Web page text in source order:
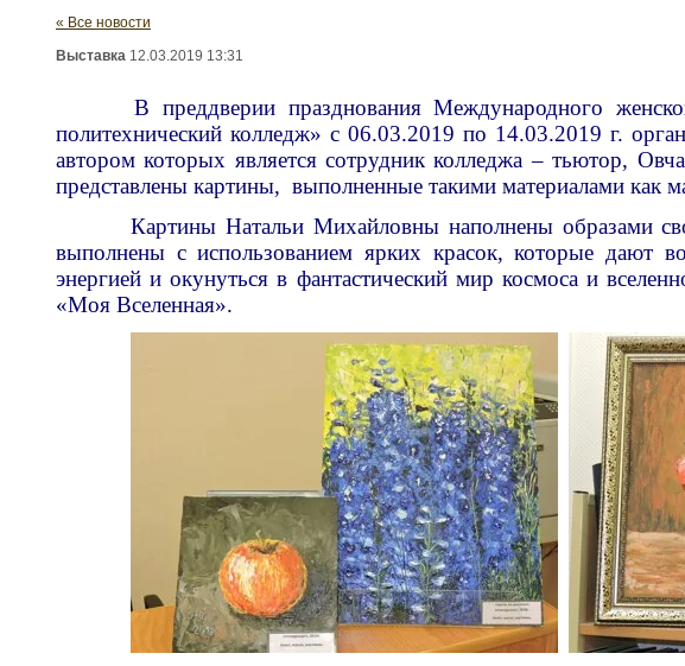
« Все новости
Выставка 12.03.2019 13:31
В преддверии празднования Международного
политехнический колледж» с 06.03.2019 по 14.03.2019 г.
автором которых является сотрудник колледжа – тьютор,
представлены картины, выполненные такими материалами как
Картины Натальи Михайловны наполнены образами
выполнены с использованием ярких красок, которые дают
энергией и окунуться в фантастический мир космоса и
«Моя Вселенная».